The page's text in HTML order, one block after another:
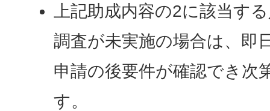
上記助成内容の2に該当す
調査が未実施の場合は、即
申請の後要件が確認でき次
す。